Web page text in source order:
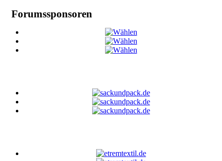
Forumssponsoren